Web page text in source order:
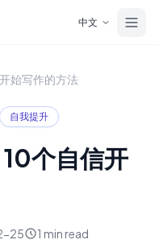
中文
始写作的方法
自我提升
个自信开
25 1 min read